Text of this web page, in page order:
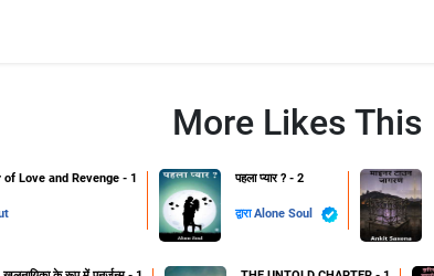
More Likes This
of Love and Revenge - 1 पहला प्यार ? - 2
द्वाराAlone Soul